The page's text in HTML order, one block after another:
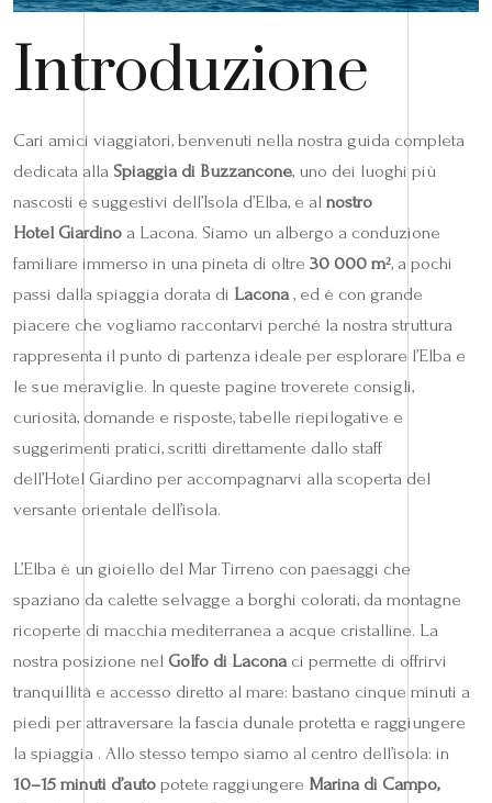
Introduzione
Cari amici viaggiatori, benvenuti nella nostra guida completa
dedicata alla Spiaggia di Buzzancone, uno dei luoghi più
nascosti e suggestivi dell’Isola d’Elba, e al nostro
Hotel Giardino a Lacona. Siamo un albergo a conduzione
familiare immerso in una pineta di oltre 30 000 m², a pochi
passi dalla spiaggia dorata di Lacona, ed è con grande
piacere che vogliamo raccontarvi perché la nostra struttura
rappresenta il punto di partenza ideale per esplorare l’Elba e
le sue meraviglie. In queste pagine troverete consigli,
curiosità, domande e risposte, tabelle riepilogative e
suggerimenti pratici, scritti direttamente dallo staff
dell’Hotel Giardino per accompagnarvi alla scoperta del
versante orientale dell’isola.
L’Elba è un gioiello del Mar Tirreno con paesaggi che
spaziano da calette selvagge a borghi colorati, da montagne
ricoperte di macchia mediterranea a acque cristalline. La
nostra posizione nel Golfo di Laconaci permette di offrirvi
tranquillità e accesso diretto al mare: bastano cinque minuti a
piedi per attraversare la fascia dunale protetta e raggiungere
la spiaggia . Allo stesso tempo siamo al centro dell’isola: in
10–15 minuti d’auto potete raggiungere Marina di Campo,